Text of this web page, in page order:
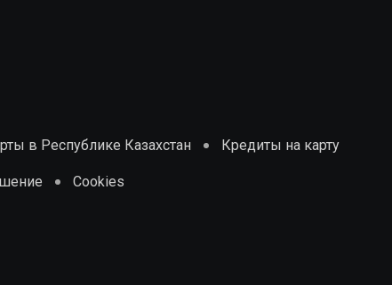
в Республике Казахстан Кредиты на карту
Cookies